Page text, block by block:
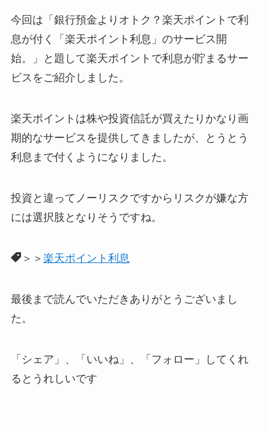
今回は「銀行預金よりオトク？楽天ポイントで利
息が付く「楽天ポイント利息」のサービス開
始。」と題して楽天ポイントで利息が貯まるサー
ビスをご紹介しました。
楽天ポイントは株や投資信託が買えたりかなり画
期的なサービスを提供してきましたが、とうとう
利息まで付くようになりました。
投資と違ってノーリスクですからリスクが嫌な方
には選択肢となりそうですね。
＞＞ 楽天ポイント利息
最後まで読んでいただきありがとうございまし
た。
「シェア」、「いいね」、「フォロー」してくれ
るとうれしいです